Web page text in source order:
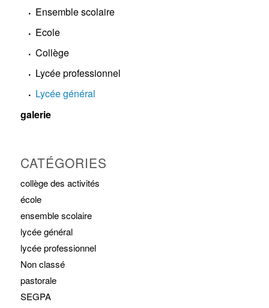
Ensemble scolaire
Ecole
Collège
Lycée professionnel
Lycée général
galerie
CATÉGORIES
collège des activités
école
ensemble scolaire
lycée général
lycée professionnel
Non classé
pastorale
SEGPA